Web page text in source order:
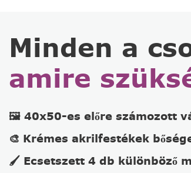
Minden a
amire
🖼️ 40x50-es előre számozott
🎨 Krémes akrilfestékek
🖌️ Ecsetszett 4 db különböző